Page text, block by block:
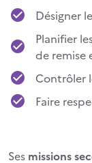
Désigner
Planifier
de remise
Contrôler
Faire
Ses missions